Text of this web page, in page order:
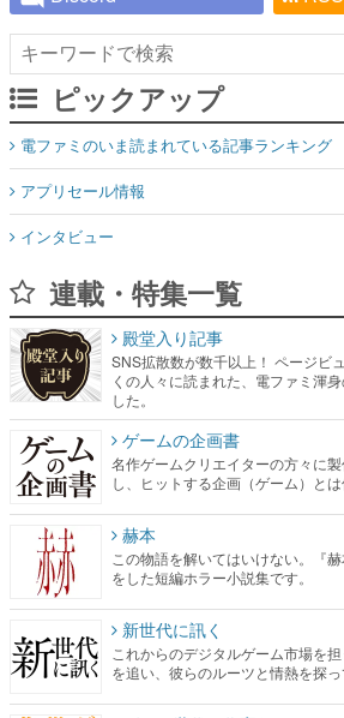
ピックアップ
電ファミのいま読まれている記事ランキング
アプリセール情報
インタビュー
連載・特集一覧
くの人々に読まれた、電ファミ渾身
した。
ゲームの企画書
名作ゲームクリエイターの方々に
し、ヒットする企画（ゲーム）と
赫本
この物語を解いてはいけない。『
をした短編ホラー小説集です。
新世代に訊く
これからのデジタルゲーム市場を
を追い、彼らのルーツと情熱を探っ
ゲーム世代の作家たち
ゲームに多大な影響を受けた作家
のコンテンツ産業やカルチャーに与